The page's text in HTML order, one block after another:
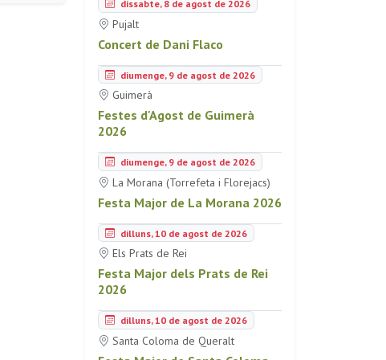
dissabte, 8 de agost de 2026
Pujalt
Concert de Dani Flaco
diumenge, 9 de agost de 2026
Guimerà
Festes d'Agost de Guimerà
2026
diumenge, 9 de agost de 2026
La Morana (Torrefeta i Florejacs)
Festa Major de La Morana 2026
dilluns, 10 de agost de 2026
Els Prats de Rei
Festa Major dels Prats de Rei
2026
dilluns, 10 de agost de 2026
Santa Coloma de Queralt